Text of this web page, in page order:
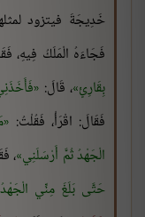
خَدِيجَةَ فيتزود
فَجَاءَهُ الْمَلَكُ فِيهِ،
بِقَارِئٍ ، قَالَ:
فَقَالَ: اقْرَأْ، فَقُلْتُ:
الْجَهْدُ ثُمَّ أَرْسَلَنِي ،
حَتَّى بَلَغَ مِنِّي